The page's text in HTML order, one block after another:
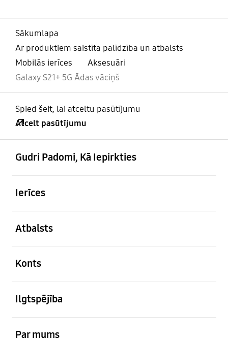
Sākumlapa
Ar produktiem saistīta palīdzība un atbalsts
Mobilās ierīces
Aksesuāri
Galaxy S21+ 5G Ādas vāciņš
Spied šeit, lai atceltu pasūtījumu
Atcelt pasūtījumu
Gudri Padomi, Kā Iepirkties
Ierīces
Atbalsts
Konts
Ilgtspējība
Par mums